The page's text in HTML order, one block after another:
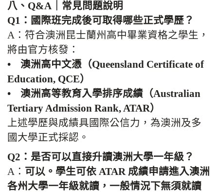
八、Q&A｜常見問題說明
Q1：國際班完成後可取得哪些正式學歷？
A：符合澳洲昆士蘭州高中畢業資格之學生，
將由官方核發：
• 澳洲高中文憑（Queensland Certificate of
Education, QCE）
• 澳洲高等教育入學排序成績（Australian
Tertiary Admission Rank, ATAR）
上述學歷與成績具國際公信力，為澳洲及多
國大學正式採認。
Q2：是否可以直接升讀澳洲大學一年級？
A： 可以。學生可依 ATAR 成績申請進入澳洲
各州大學一年級就讀，一般情況下無須就讀